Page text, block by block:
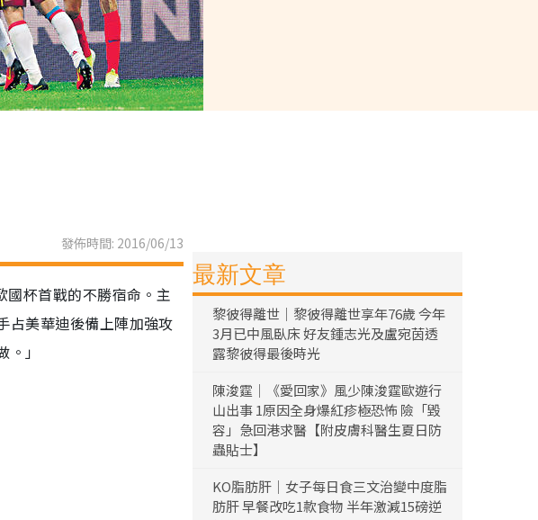
發佈時間: 2016/06/13
杯首戰的不勝宿命。主
占美華迪後備上陣加強攻
」
最新文章
黎彼得離世｜黎彼得離世享年76歲 今年
3月已中風臥床 好友鍾志光及盧宛茵透
露黎彼得最後時光
陳浚霆｜《愛回家》風少陳浚霆歐遊行
山出事 1原因全身爆紅疹極恐怖 險「毀
容」急回港求醫【附皮膚科醫生夏日防
蟲貼士】
KO脂肪肝｜女子每日食三文治變中度脂
肪肝 早餐改吃1款食物 半年激減15磅逆